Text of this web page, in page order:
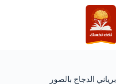
التجاوز
إلى
المحتوى
برياني الدجاج بالصور